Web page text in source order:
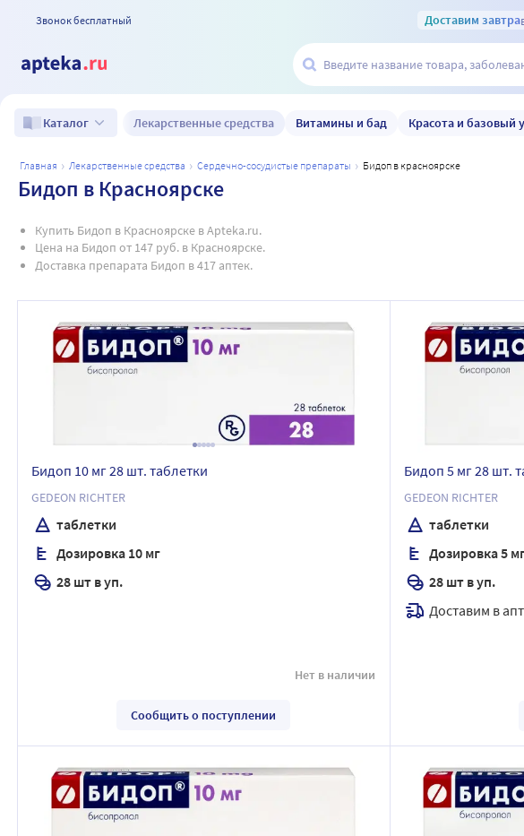
Звонок бесплатный Доставим завтра
Каталог Лекарственные средства Витамины и бад Красота и базовый
главная лекарственные средства сердечно-сосудистые препараты бидоп в красноярске
Бидоп в Красноярске
Купить Бидоп в Красноярске в Apteka.ru.
Цена на Бидоп от 147 руб. в Красноярске.
Доставка препарата Бидоп в 417 аптек.
Бидоп 10 мг 28 шт. таблетки
GEDEON RICHTER
таблетки
Дозировка 10 мг
28 шт в уп.
Нет в наличии
Сообщить о поступлении
Бидоп 5 мг 28 шт.
GEDEON RICHTER
таблетки
Дозировка 5
28 шт в уп.
Доставим в